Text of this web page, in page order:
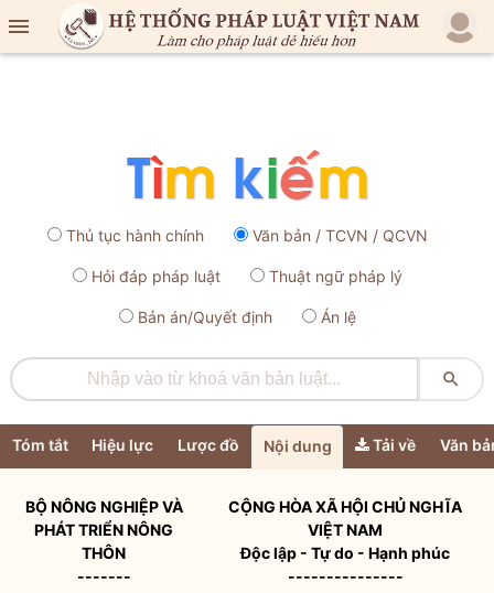

Thủ tục hành chính Văn bản / TCVN / QCVN
Hỏi đáp pháp luật Thuật ngữ pháp lý
Bản án/Quyết định Án lệ

Tóm tắt Hiệu lực Lược đồ Nội dung Tải về Văn
BỘ NÔNG NGHIỆP VÀ
PHÁT TRIỂN NÔNG
THÔN
-------
CỘNG HÒA XÃ HỘI CHỦ NGHĨA
VIỆT NAM
Độc lập - Tự do - Hạnh phúc
---------------